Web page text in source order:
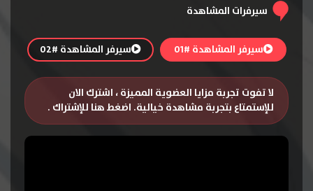
سيرفرات المشاهدة
سيرفر المشاهدة #01 سيرفر المشاهدة #02
لا تفوت تجربة مزايا العضوية المميزة ، اشترك الان
للإستمتاع بتجربة مشاهدة خيالية. اضغط هنا للإشتراك .